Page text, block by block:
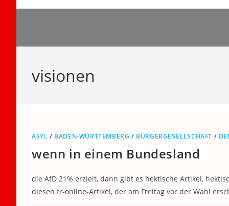
visionen
ASYL / BADEN-WÜRTTEMBERG / BÜRGERGESELLSCHAFT /
wenn in einem Bundesland
die AfD 21% erzielt, dann gibt es hektische Artikel,
diesen fr-online-Artikel, der am Freitag vor der Wahl